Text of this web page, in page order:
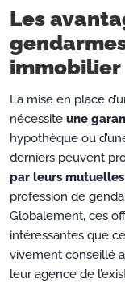
Les
immobilier
La mise en place
nécessite une
hypothèque ou
derniers peuvent
par leurs mutuelles
profession de
Globalement, ces
intéressantes que
vivement conseillé
leur agence de